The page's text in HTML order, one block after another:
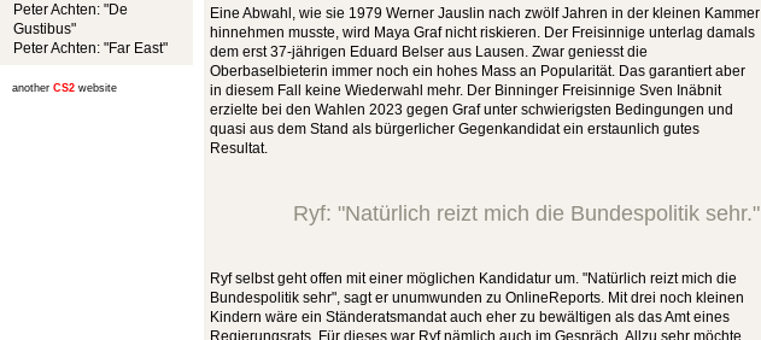
Peter Achten: "De
Gustibus"
Peter Achten: "Far East"
another CS2 website
Eine Abwahl, wie sie 1979 Werner Jauslin nach zwölf Jahren in der kleinen Kammer
hinnehmen musste, wird Maya Graf nicht riskieren. Der Freisinnige unterlag damals
dem erst 37-jährigen Eduard Belser aus Lausen. Zwar geniesst die
Oberbaselbieterin immer noch ein hohes Mass an Popularität. Das garantiert aber
in diesem Fall keine Wiederwahl mehr. Der Binninger Freisinnige Sven Inäbnit
erzielte bei den Wahlen 2023 gegen Graf unter schwierigsten Bedingungen und
quasi aus dem Stand als bürgerlicher Gegenkandidat ein erstaunlich gutes
Resultat.
Ryf: "Natürlich reizt mich die Bundespolitik sehr."
Ryf selbst geht offen mit einer möglichen Kandidatur um. "Natürlich reizt mich die
Bundespolitik sehr", sagt er unumwunden zu OnlineReports. Mit drei noch kleinen
Kindern wäre ein Ständeratsmandat auch eher zu bewältigen als das Amt eines
Regierungsrats. Für dieses war Ryf nämlich auch im Gespräch. Allzu sehr möchte